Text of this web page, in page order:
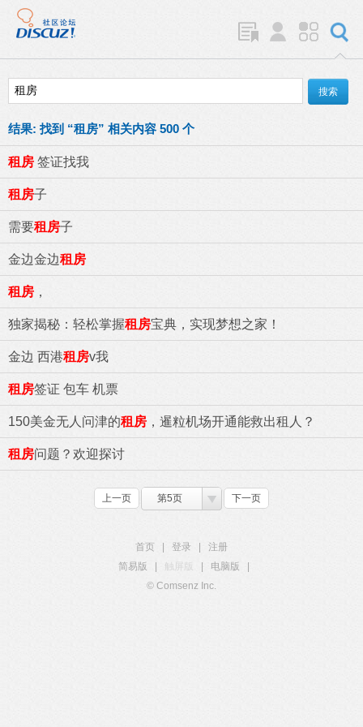
结果: 找到 “租房” 相关内容 500 个
租房 签证找我
租房子
需要租房子
金边金边租房
租房 ，
独家揭秘：轻松掌握租房宝典，实现梦想之家！
金边 西港租房v我
租房签证 包车 机票
150美金无人问津的租房 ，暹粒机场开通能救出租人？
租房问题？欢迎探讨
上一页 第5页 下一页
首页 登录
注册
简易版
触屏版 电脑版
© Comsenz Inc.